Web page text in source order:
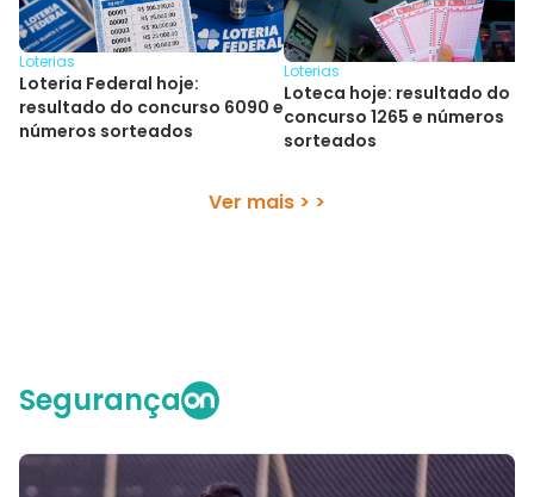
Loterias
Loteria Federal hoje:
resultado do concurso 6090 e
números sorteados
Loterias
Loteca hoje: resultado do
concurso 1265 e números
sorteados
Ver mais > >
Segurança